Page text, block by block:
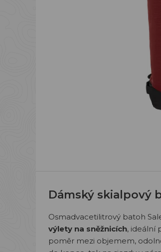
Dámský skialpový
Osmadvacetilitrový batoh
výlety na sněžnicích, ideální
poměr mezi objemem,